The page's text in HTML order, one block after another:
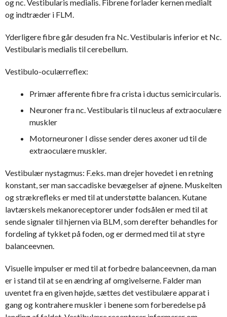
og nc. Vestibularis medialis. Fibrene forlader kernen medialt
og indtræder i FLM.
Yderligere fibre går desuden fra Nc. Vestibularis inferior et Nc.
Vestibularis medialis til cerebellum.
Vestibulo-oculærreflex:
Primær afferente fibre fra crista i ductus semicircularis.
Neuroner fra nc. Vestibularis til nucleus af extraoculære
muskler
Motorneuroner I disse sender deres axoner ud til de
extraoculære muskler.
Vestibulær nystagmus: F.eks. man drejer hovedet i en retning
konstant, ser man saccadiske bevægelser af øjnene. Muskelten
og strækrefleks er med til at understøtte balancen. Kutane
lavtærskels mekanoreceptorer under fodsålen er med til at
sende signaler til hjernen via BLM, som derefter behandles for
fordeling af tykket på foden, og er dermed med til at styre
balanceevnen.
Visuelle impulser er med til at forbedre balanceevnen, da man
er i stand til at se en ændring af omgivelserne. Falder man
uventet fra en given højde, sættes det vestibulære apparat i
gang og kontrahere muskler i benene som forberedelse på